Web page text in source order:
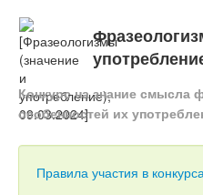
Турниры
Конкурсы
Вебинары
Книги
Конкурс на знание смысла
особенностей их
Правила участия в